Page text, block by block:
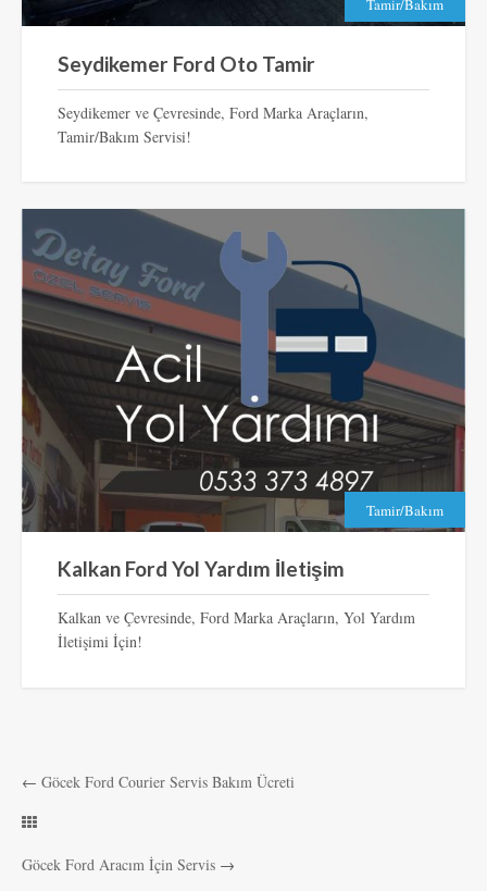
Tamir/Bakım
Seydikemer Ford Oto Tamir
Seydikemer ve Çevresinde, Ford Marka Araçların,
Tamir/Bakım Servisi!
Tamir/Bakım
Kalkan Ford Yol Yardım İletişim
Kalkan ve Çevresinde, Ford Marka Araçların, Yol Yardım
İletişimi İçin!
← Göcek Ford Courier Servis Bakım Ücreti
Göcek Ford Aracım İçin Servis →